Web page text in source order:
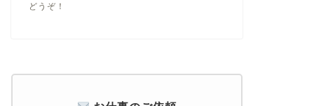
どうぞ！